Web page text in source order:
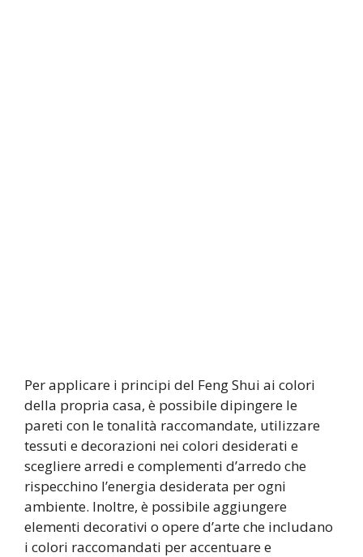
Per applicare i principi del Feng Shui ai colori
della propria casa, è possibile dipingere le
pareti con le tonalità raccomandate, utilizzare
tessuti e decorazioni nei colori desiderati e
scegliere arredi e complementi d’arredo che
rispecchino l’energia desiderata per ogni
ambiente. Inoltre, è possibile aggiungere
elementi decorativi o opere d’arte che includano
i colori raccomandati per accentuare e